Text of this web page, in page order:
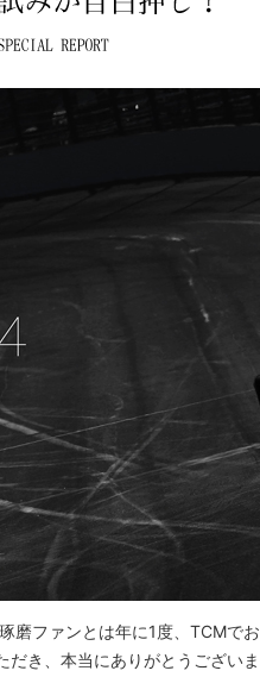
磨ファンとは年に1度、TCMで
だき、本当にありがとうござい